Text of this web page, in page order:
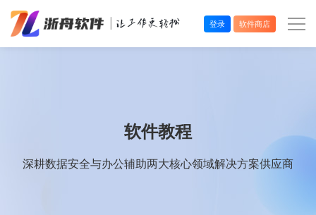
登录 软件商店
软件教程
深耕数据安全与办公辅助两大核心领域解决方案供应商